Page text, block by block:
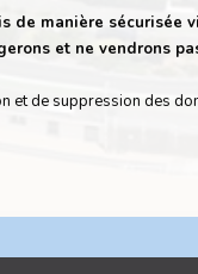
manière sécurisée
et ne vendrons
et de suppression des